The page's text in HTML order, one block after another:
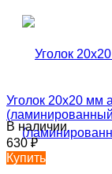
Уголок 20х20 мм
В наличии
630₽
Купить